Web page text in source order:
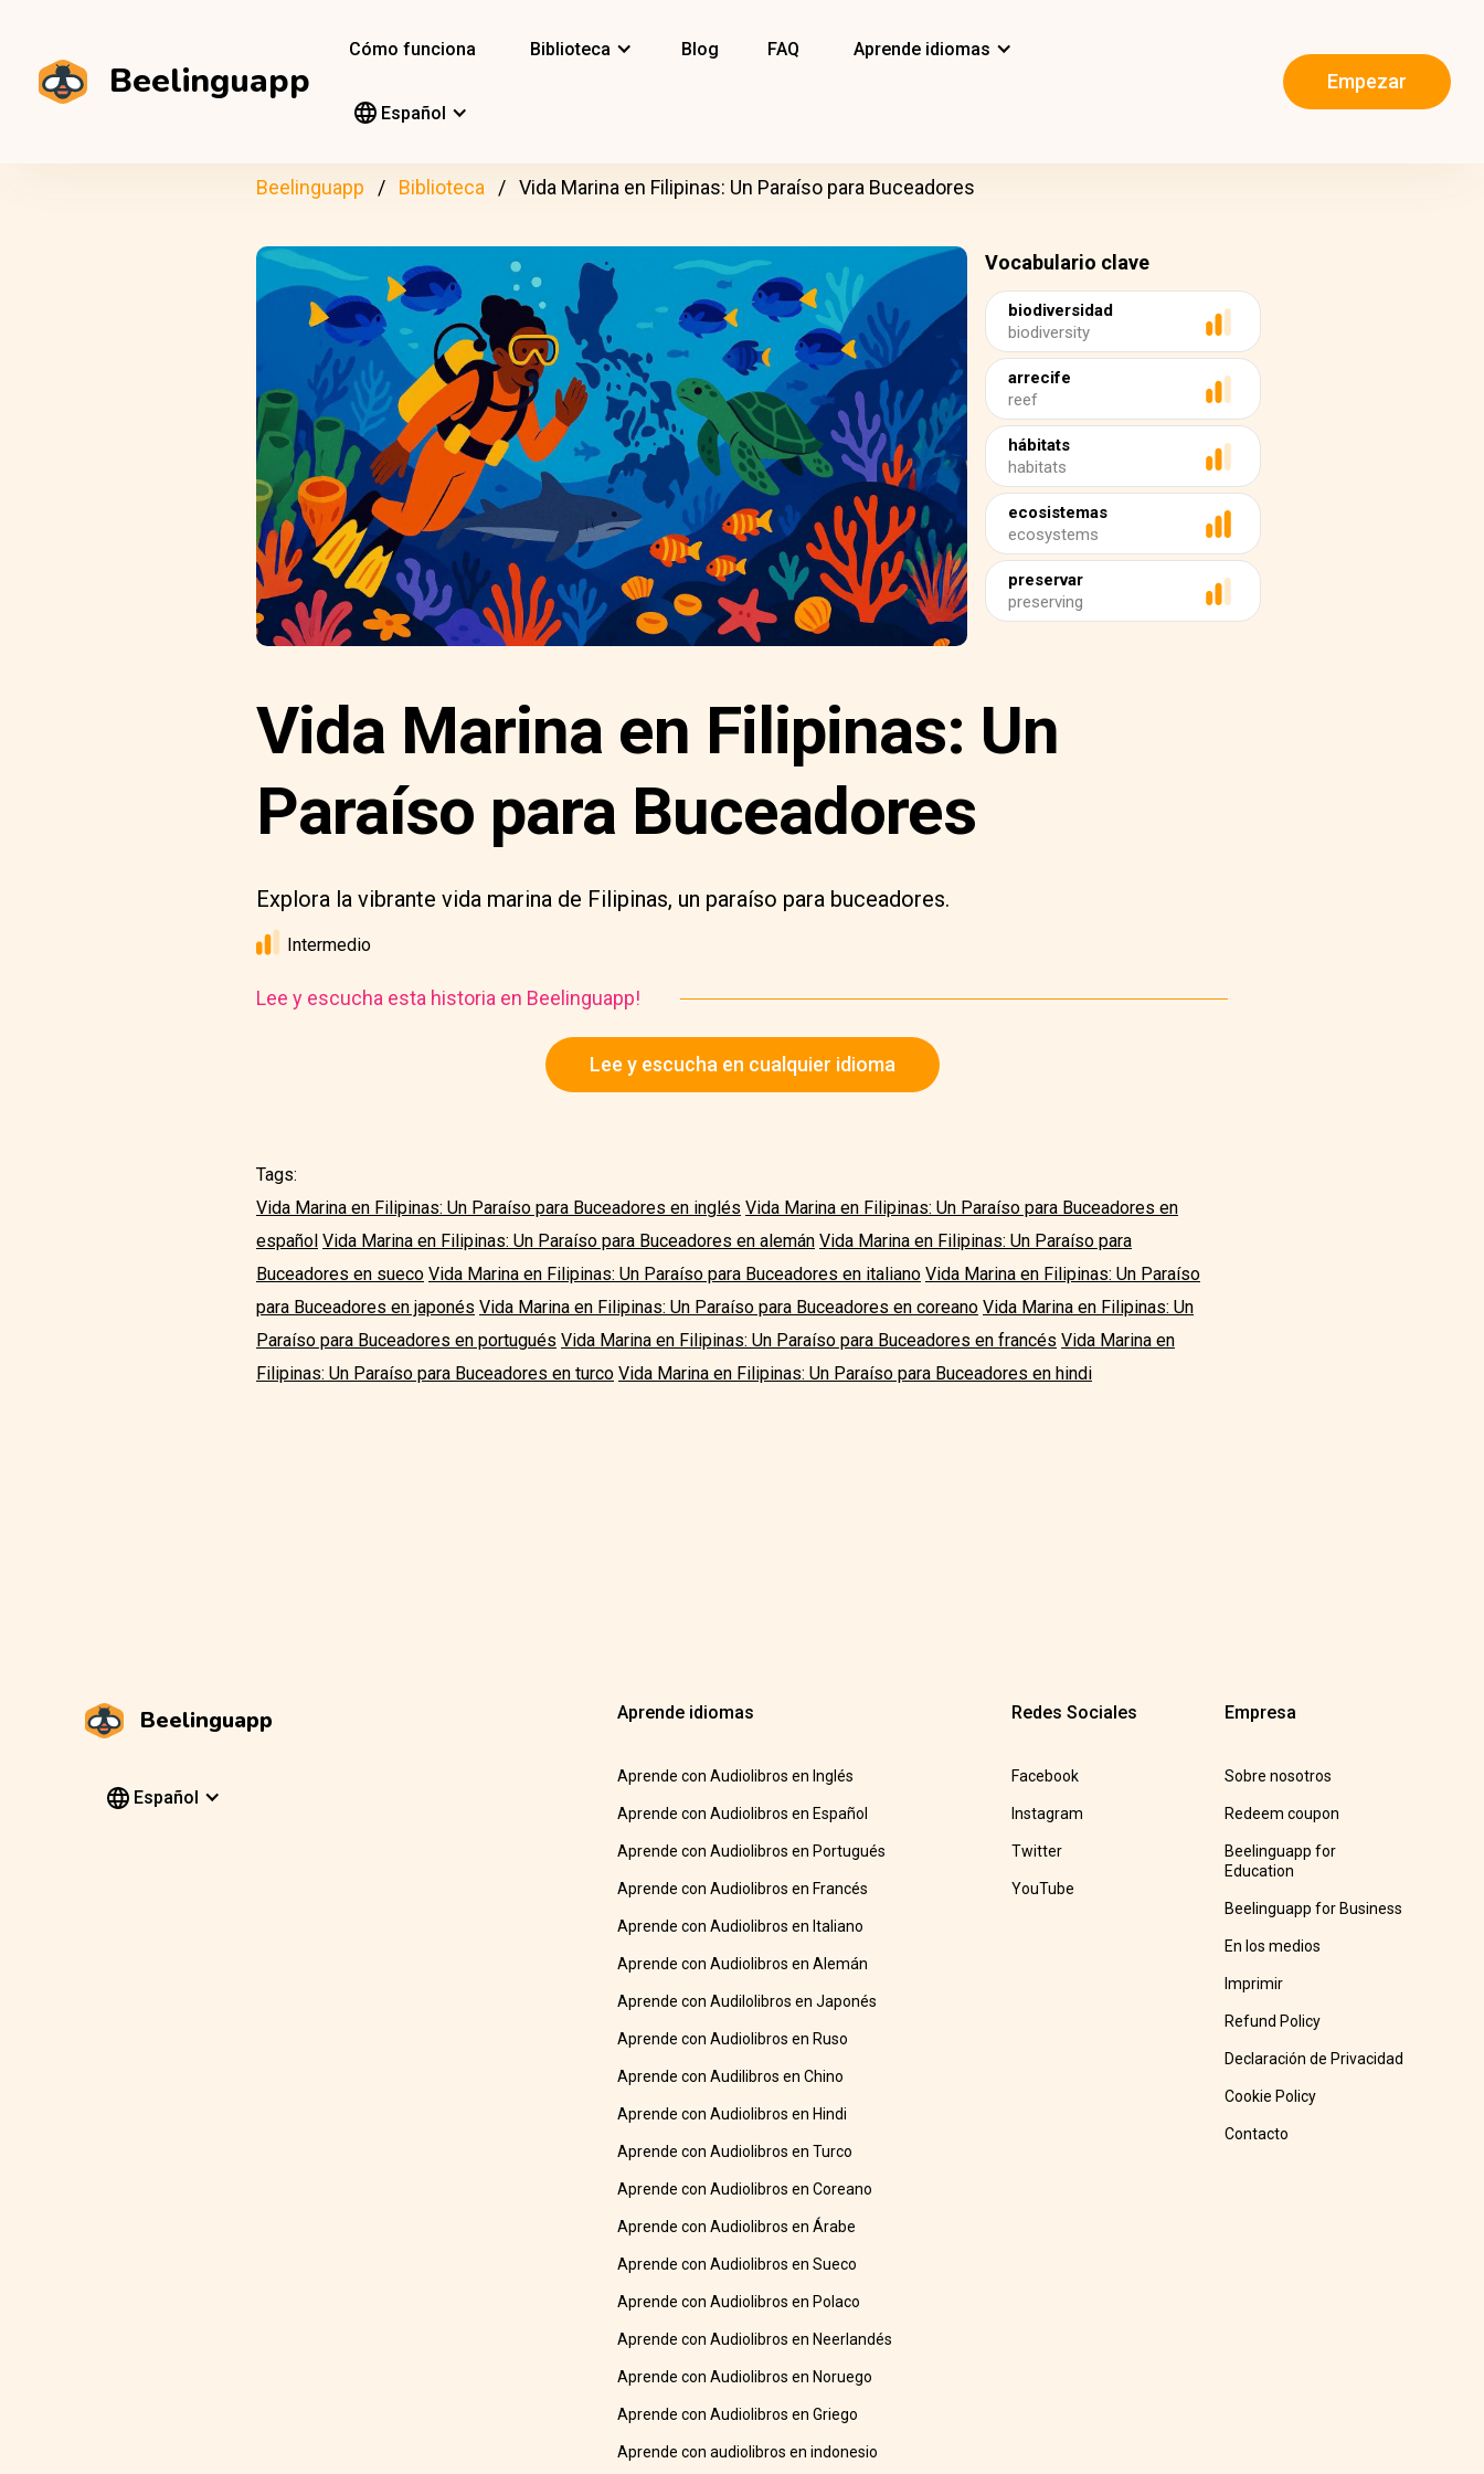
Beelinguapp
Cómo funciona Biblioteca Blog FAQ Aprende idiomas
Español
Empezar
Beelinguapp Biblioteca Vida Marina en Filipinas: Un Paraíso para Buceadores
Vocabulario clave
biodiversidad
biodiversity
arrecife
reef
hábitats
habitats
ecosistemas
ecosystems
preservar
preserving
Vida Marina en Filipinas: Un
Paraíso para Buceadores
Explora la vibrante vida marina de Filipinas, un paraíso para buceadores.
Intermedio
Lee y escucha esta historia en Beelinguapp!
Lee y escucha en cualquier idioma
Tags:
Vida Marina en Filipinas: Un Paraíso para Buceadores en inglés Vida Marina en Filipinas: Un Paraíso para Buceadores en
español Vida Marina en Filipinas: Un Paraíso para Buceadores en alemán Vida Marina en Filipinas: Un Paraíso para
Buceadores en sueco Vida Marina en Filipinas: Un Paraíso para Buceadores en italiano Vida Marina en Filipinas: Un Paraíso
para Buceadores en japonés Vida Marina en Filipinas: Un Paraíso para Buceadores en coreano Vida Marina en Filipinas: Un
Paraíso para Buceadores en portugués Vida Marina en Filipinas: Un Paraíso para Buceadores en francés Vida Marina en
Filipinas: Un Paraíso para Buceadores en turco Vida Marina en Filipinas: Un Paraíso para Buceadores en hindi
Beelinguapp
Español
Aprende idiomas
Aprende con Audiolibros en Inglés
Aprende con Audiolibros en Español
Aprende con Audiolibros en Portugués
Aprende con Audiolibros en Francés
Aprende con Audiolibros en Italiano
Aprende con Audiolibros en Alemán
Aprende con Audilolibros en Japonés
Aprende con Audiolibros en Ruso
Aprende con Audilibros en Chino
Aprende con Audiolibros en Hindi
Aprende con Audiolibros en Turco
Aprende con Audiolibros en Coreano
Aprende con Audiolibros en Árabe
Aprende con Audiolibros en Sueco
Aprende con Audiolibros en Polaco
Aprende con Audiolibros en Neerlandés
Aprende con Audiolibros en Noruego
Aprende con Audiolibros en Griego
Aprende con audiolibros en indonesio
Redes Sociales
Facebook
Instagram
Twitter
YouTube
Empresa
Sobre nosotros
Redeem coupon
Beelinguapp for
Education
Beelinguapp for Business
En los medios
Imprimir
Refund Policy
Declaración de Privacidad
Cookie Policy
Contacto